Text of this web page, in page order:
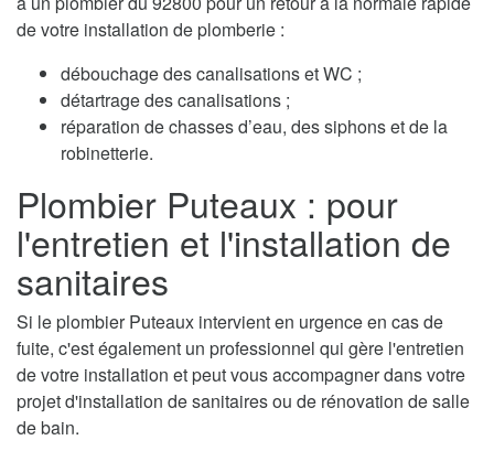
de votre installation de plomberie :
débouchage des canalisations et WC ;
détartrage des canalisations ;
réparation de chasses d’eau, des siphons et de la
robinetterie.
Plombier Puteaux : pour
l'entretien et l'installation de
sanitaires
Si le plombier Puteaux intervient en urgence en cas de
fuite, c'est également un professionnel qui gère l'entretien
de votre installation et peut vous accompagner dans votre
projet d'installation de sanitaires ou de rénovation de salle
de bain.